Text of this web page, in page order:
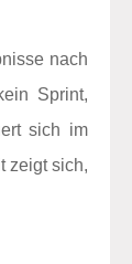
nach
Sprint,
sich im
zeigt sich,